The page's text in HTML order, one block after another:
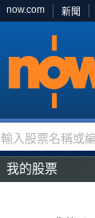
now.com 新聞
輸入股票名稱或
我的股票